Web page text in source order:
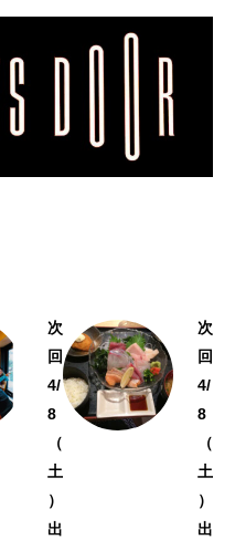
次
回
4/
8
（
土
）
出
次
回
4/
8
（
土
）
出